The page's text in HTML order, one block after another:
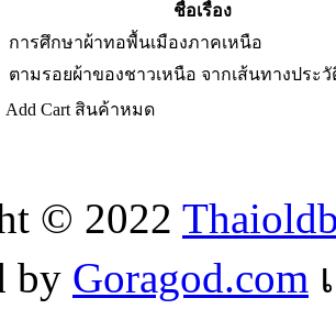
ชื่อเรื่อง
การศึกษาผ้าทอพื้นเมืองภาคเหนือ
ตามรอยผ้าของชาวเหนือ จากเส้นทางประ
Add Cart สินค้าหมด
© 2022
by Goragod.com